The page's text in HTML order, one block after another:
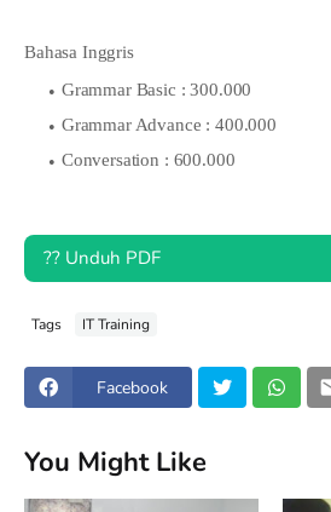
Bahasa Inggris
Grammar Basic : 300.000
Grammar Advance : 400.000
Conversation : 600.000
?? Unduh PDF
Tags IT Training
Facebook
You Might Like